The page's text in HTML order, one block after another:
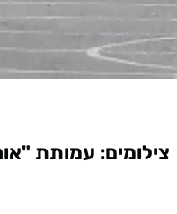
צילומים: עמותת